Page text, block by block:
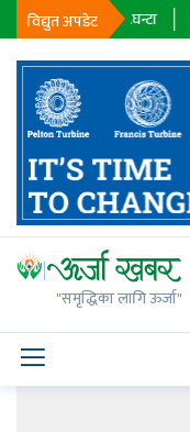
विद्युत अपडेट
२३६७९मे.वा.घन्टा ट्रिपिङ :
"समृद्धिका लागि ऊर्जा"
जलविद्युत्
सोलार
वायु
बायोग्यास